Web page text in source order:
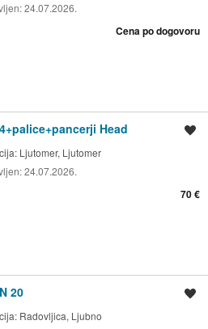
24.07.2026.
Cena po dogovoru
Head
Ljutomer, Ljutomer
24.07.2026.
70 €
20
Radovljica, Ljubno